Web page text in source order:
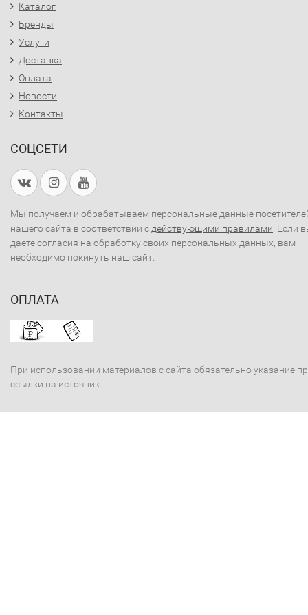
Каталог
Бренды
Услуги
Доставка
Оплата
Новости
Контакты
СОЦСЕТИ
Мы получаем и обрабатываем персональные данные
нашего сайта в соответствии с действующими правилами . Если
даете согласия на обработку своих персональных данных, вам
необходимо покинуть наш сайт.
ОПЛАТА
При использовании материалов с сайта обязательно указание
ссылки на источник.